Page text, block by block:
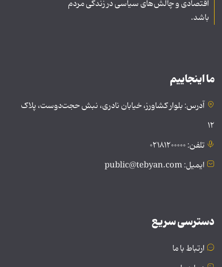
اقتصادی و چالش‌های سیاسی در زندگی مردم
باشد.
ما اینجاییم
آدرس: بلوار کشاورز، خیابان نادری، نبش حجت‌دوست، پلاک
۱۲
تلفن: ۰۲۱۸۱۲۰۰۰۰۰
ایمیل: public@tebyan.com
دسترسی سریع
ارتباط با ما